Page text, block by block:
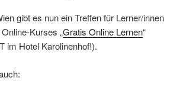
gibt es nun ein Treffen für Lerner/innen
Kurses „Gratis Online Lernen“
im Hotel Karolinenhof!).